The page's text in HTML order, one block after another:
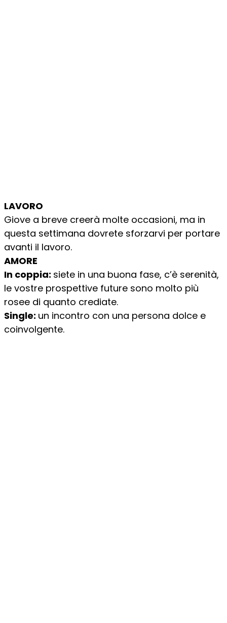
LAVORO
Giove a breve creerà molte occasioni, ma in
questa settimana dovrete sforzarvi per portare
avanti il lavoro.
AMORE
In coppia: siete in una buona fase, c’è serenità,
le vostre prospettive future sono molto più
rosee di quanto crediate.
Single: un incontro con una persona dolce e
coinvolgente.